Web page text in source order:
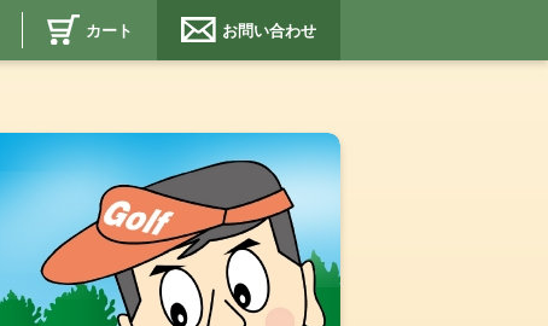
カート お問い合わせ